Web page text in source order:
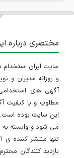
مختصری درباره
و روزانه مدیران و
آگهی های
مطلوب و با کیفیت
این سایت بوده
می شود و وابسته به
تنها منتشر کننده ی
بازدید کنندگان